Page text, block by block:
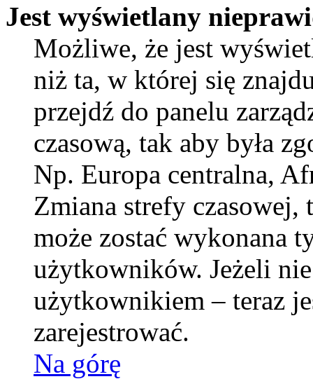
Jest wyświetlany
Możliwe, że jest
niż ta, w której się
przejdź do panelu
czasową, tak aby była
Np. Europa centralna,
Zmiana strefy
może zostać wykonana
użytkowników. Jeżeli
użytkownikiem – teraz
zarejestrować.
Na górę